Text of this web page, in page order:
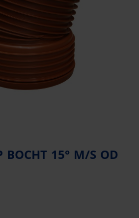
BOCHT 15° M/S OD